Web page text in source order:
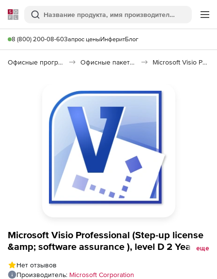
Softline
Поиск
8 (800) 200-08-60Запрос ценыИнферитБлог
Офисные программы Офисные пакеты Microsoft Office Microsoft Visio Professional (Open Value)
Microsoft Visio Professional (Step-up license
&amp; software assurance ), level D 2 Year
еще
Нет отзывов
Производитель: Microsoft Corporation